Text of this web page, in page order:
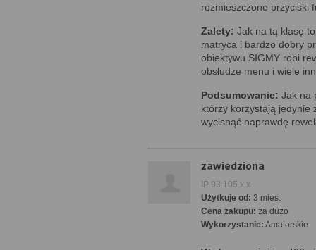
rozmieszczone przyciski
Zalety: Jak na tą klasę
matryca i bardzo dobry
obiektywu SIGMY robi
obsłudze menu i wiele
Podsumowanie: Jak na
którzy korzystają jedynie
wycisnąć naprawdę
zawiedziona
IP 93.105.x.x
Użytkuje od: 3 mies.
Cena zakupu: za dużo
Wykorzystanie: Amatorskie